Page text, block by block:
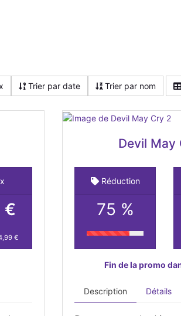
Trier par date Trier par nom
€
€
Devil May
Réduction
75 %
Fin de la promo
Description Détails